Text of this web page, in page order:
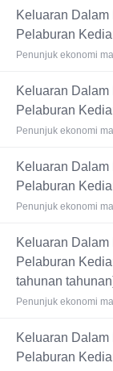
Keluaran
Pelaburan
Penunjuk ekonomi
Keluaran
Pelaburan
Penunjuk ekonomi
Keluaran
Pelaburan
Penunjuk ekonomi
Keluaran
Pelaburan
tahunan
Penunjuk ekonomi
Keluaran
Pelaburan